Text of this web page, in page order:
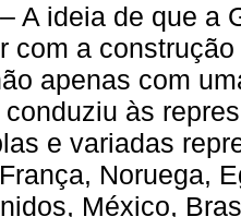
– A ideia de que a
com a
apenas com
conduziu às
e variadas
Noruega,
México,